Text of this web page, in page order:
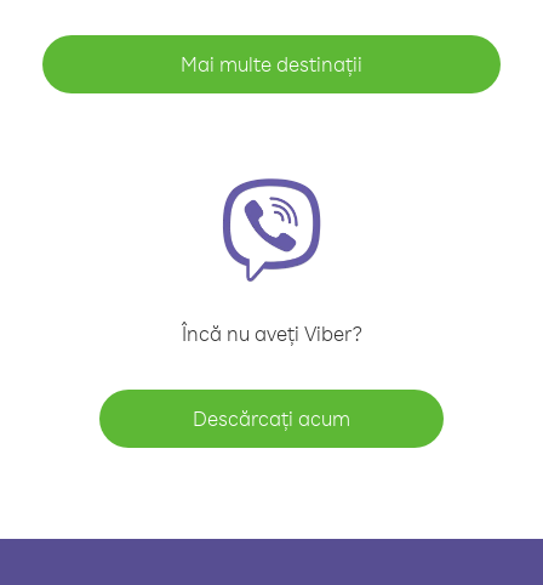
Mai multe destinații
Încă nu aveți Viber?
Descărcați acum